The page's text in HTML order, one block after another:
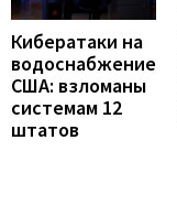
Кибератаки на
водоснабжение
США: взломаны
системам 12
штатов